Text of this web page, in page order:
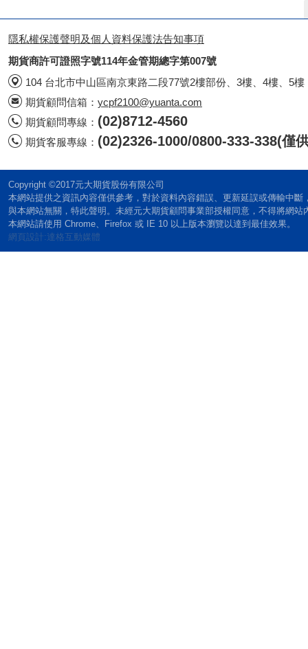
隱私權保護聲明及個人資料保護法告知事項
期貨商許可證照字號114年金管期總字第007號
104 台北市中山區南京東路二段77號2樓部份、3樓、4樓、5樓
期貨顧問信箱： ycpf2100@yuanta.com
期貨顧問專線： (02)8712-4560
期貨客服專線： (02)2326-1000/0800-333-338(僅
Copyright ©2017元大期貨股份有限公司
本網站提供之資訊內容僅供參考，對於資料內容錯誤、更新延誤或傳輸中
與本網站無關，特此聲明。未經元大期貨顧問事業部授權同意，不得將網站
本網站請使用 Chrome、Firefox 或 IE 10 以上版本瀏覽以達到最佳效果。
網頁設計:達格互動媒體